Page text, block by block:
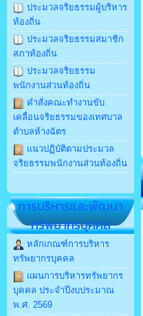
ประมวลจริยธรรมผู้บริหาร
ท้องถิ่น
ประมวลจริยธรรมสมาชิก
สภาท้องถิ่น
ประมวลจริยธรรม
พนักงานส่วนท้องถิ่น
คำสั่งคณะทำงานขับ
เคลื่อนจริยธรรมของเทศบาล
ตำบลห้างฉัตร
แนวปฏิบัติตามประมวล
จริยธรรมพนักงานส่วนท้องถิ่น
การบริหารและพัฒนา
ทรัพยากรบุคคล
หลักเกณฑ์การบริหาร
ทรัพยากรบุคคล
แผนการบริหารทรัพยากร
บุคคล ประจำปีงบประมาณ
พ.ศ. 2569